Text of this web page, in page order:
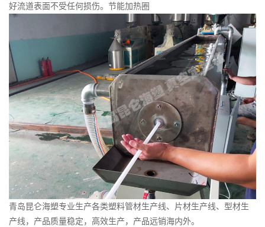
好流道表面不受任何损伤。 节能加热圈
青岛昆仑海塑专业生产各类塑料管材生产线、 片材生产线、型材生
产线，产品质量稳定，高效生产，产品远销海内外。